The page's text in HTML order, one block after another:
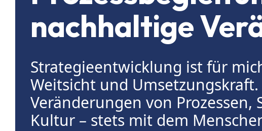
nachhaltige
Strategieentwicklung ist für
Weitsicht und
Veränderungen von
Kultur – stets mit dem